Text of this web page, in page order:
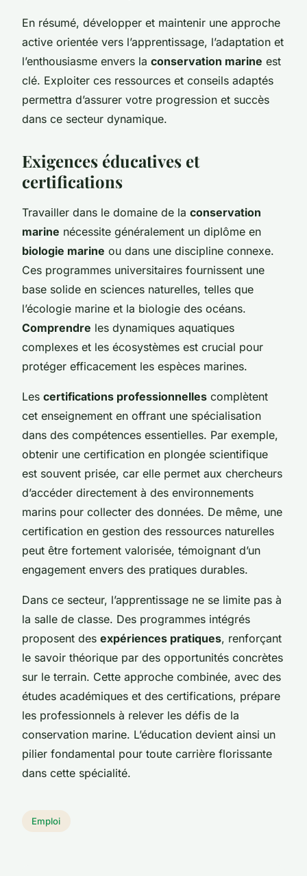
En résumé, développer et maintenir une approche
active orientée vers l’apprentissage, l’adaptation et
l’enthousiasme envers la conservation marine est
clé. Exploiter ces ressources et conseils adaptés
permettra d’assurer votre progression et succès
dans ce secteur dynamique.
Exigences éducatives et
certifications
Travailler dans le domaine de la conservation
marine nécessite généralement un diplôme en
biologie marine ou dans une discipline connexe.
Ces programmes universitaires fournissent une
base solide en sciences naturelles, telles que
l’écologie marine et la biologie des océans.
Comprendre les dynamiques aquatiques
complexes et les écosystèmes est crucial pour
protéger efficacement les espèces marines.
Les certifications professionnelles complètent
cet enseignement en offrant une spécialisation
dans des compétences essentielles. Par exemple,
obtenir une certification en plongée scientifique
est souvent prisée, car elle permet aux chercheurs
d’accéder directement à des environnements
marins pour collecter des données. De même, une
certification en gestion des ressources naturelles
peut être fortement valorisée, témoignant d’un
engagement envers des pratiques durables.
Dans ce secteur, l’apprentissage ne se limite pas à
la salle de classe. Des programmes intégrés
proposent des expériences pratiques, renforçant
le savoir théorique par des opportunités concrètes
sur le terrain. Cette approche combinée, avec des
études académiques et des certifications, prépare
les professionnels à relever les défis de la
conservation marine. L’éducation devient ainsi un
pilier fondamental pour toute carrière florissante
dans cette spécialité.
Emploi